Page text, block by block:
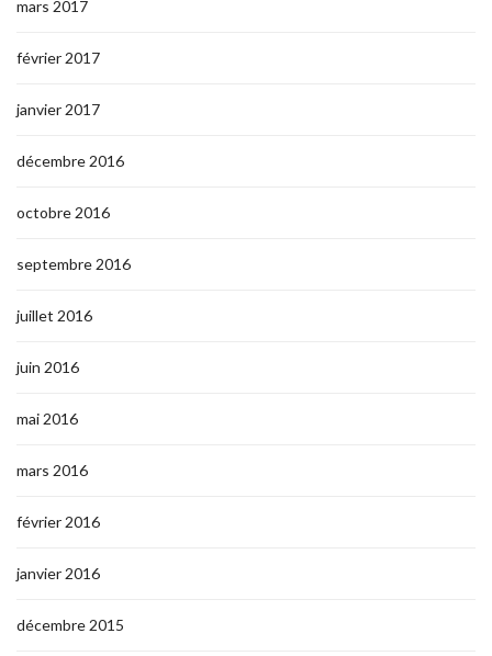
mars 2017
février 2017
janvier 2017
décembre 2016
octobre 2016
septembre 2016
juillet 2016
juin 2016
mai 2016
mars 2016
février 2016
janvier 2016
décembre 2015